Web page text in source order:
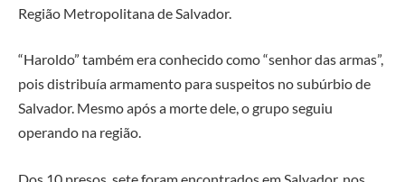
Região Metropolitana de Salvador.
“Haroldo” também era conhecido como “senhor das armas”,
pois distribuía armamento para suspeitos no subúrbio de
Salvador. Mesmo após a morte dele, o grupo seguiu
operando na região.